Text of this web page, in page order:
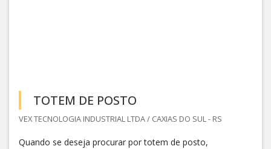
TOTEM DE POSTO
VEX TECNOLOGIA INDUSTRIAL LTDA / CAXIAS DO SUL - RS
Quando se deseja procurar por totem de posto,